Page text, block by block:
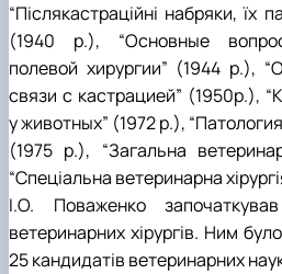
“Післякастраційні набряки, їх
(1940 р.), “Основные
полевой хирургии” (1944 р.),
связи с кастрацией” (1950р.),
у животных” (1972 р.),
(1975 р.), “Загальна
“Спеціальна ветеринарна
І.О. Поваженко
ветеринарних хірургів. Ним
25 кандидатів ветеринарних